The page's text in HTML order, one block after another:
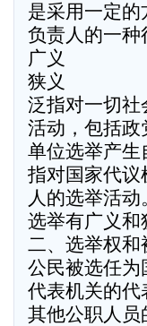
是采用一定
负责人的一种
广义
狭义
泛指对一切社
活动，包括政
单位选举产生
指对国家代议
人的选举活动
选举有广义和
二、选举权和
公民被选任为
代表机关的代
其他公职人员